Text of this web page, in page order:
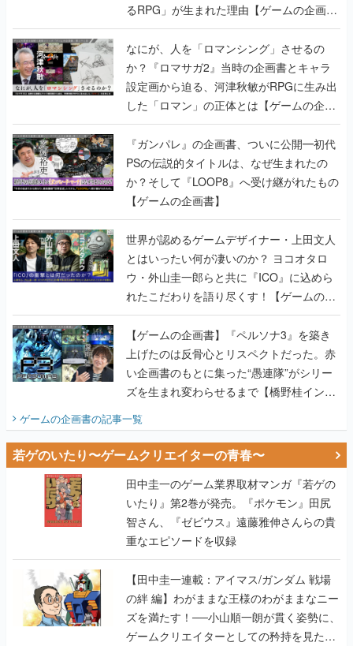
るRPG」が生まれた理由【ゲームの企画
書】
なにが、人を「ロマンシング」させるの
か？『ロマサガ2』当時の企画書とキャラ
設定画から迫る、河津秋敏がRPGに生み出
した「ロマン」の正体とは【ゲームの企画
書】
『ガンパレ』の企画書、ついに公開━初代
PSの伝説的タイトルは、なぜ生まれたの
か？そして『LOOP8』へ受け継がれたもの
【ゲームの企画書】
世界が認めるゲームデザイナー・上田文人
とはいったい何が凄いのか？ ヨコオタロ
ウ・外山圭一郎らと共に『ICO』に込めら
れたこだわりを語り尽くす！【ゲームの企
画書】
【ゲームの企画書】『ペルソナ3』を築き
上げたのは反骨心とリスペクトだった。赤
い企画書のもとに集った“愚連隊”がシリー
ズを生まれ変わらせるまで【橋野桂インタ
ビュー】
ゲームの企画書の記事一覧
若ゲのいたり〜ゲームクリエイターの青春〜
田中圭一のゲーム業界取材マンガ『若ゲの
いたり』第2巻が発売。『ポケモン』田尻
智さん、『ゼビウス』遠藤雅伸さんらの貴
重なエピソードを収録
【田中圭一連載：アイマス/ガンダム 戦場
の絆 編】わがままな王様のわがままなニー
ズを満たす！──小山順一朗が貫く姿勢に、
ゲームクリエイターとしての矜持を見た